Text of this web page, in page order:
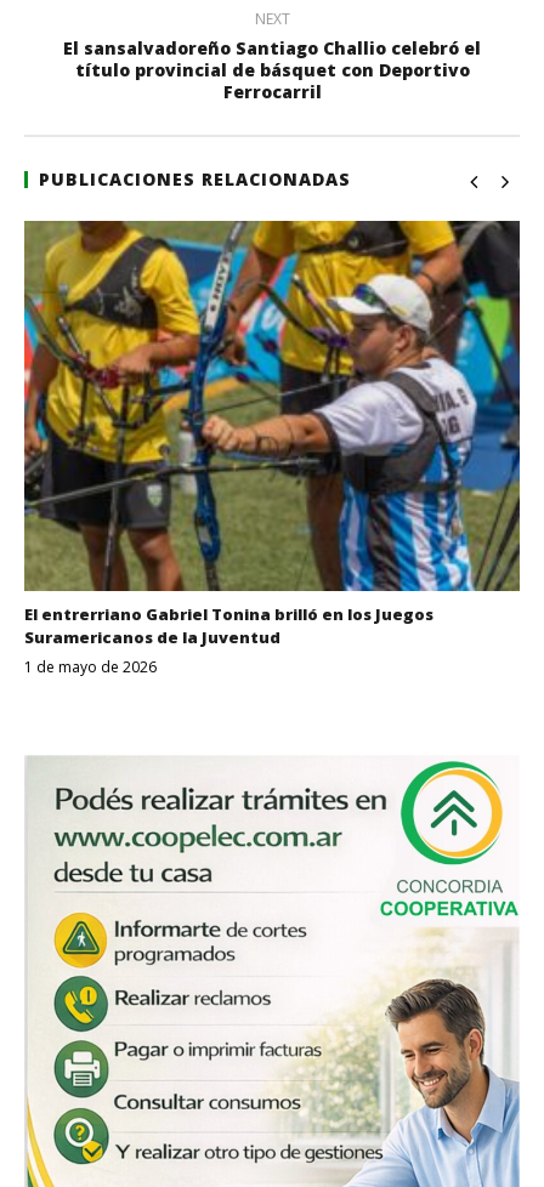
NEXT
El sansalvadoreño Santiago Challio celebró el
título provincial de básquet con Deportivo
Ferrocarril
PUBLICACIONES RELACIONADAS
El entrerriano Gabriel Tonina brilló en los Juegos
Suramericanos de la Juventud
1 de mayo de 2026